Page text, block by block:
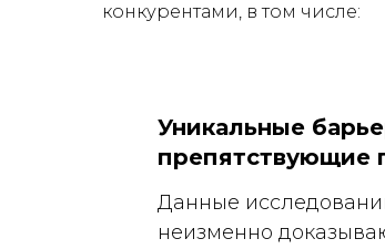
конкурентами, в том числе:
Уникальные
препятствующие
Данные
неизменно